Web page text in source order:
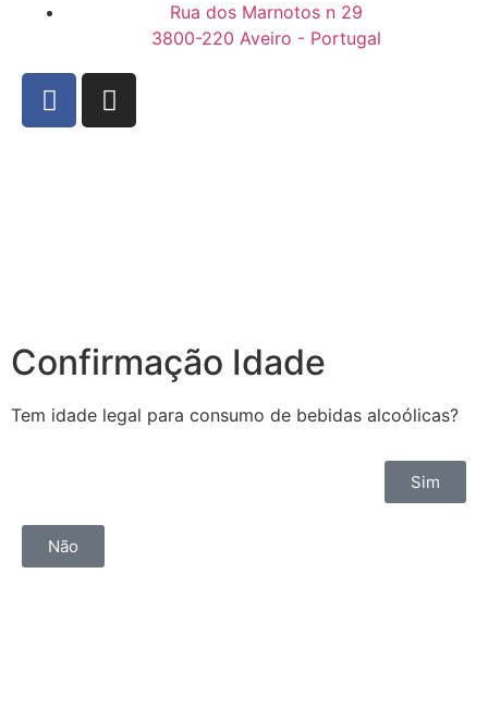
Rua dos Marnotos n 29
3800-220 Aveiro - Portugal
Confirmação Idade
Tem idade legal para consumo de bebidas alcoólicas?
Sim
Não